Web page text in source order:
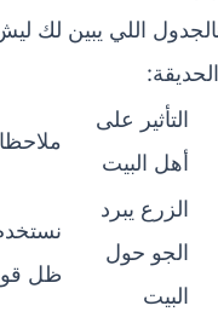
اللي يبين لك ليش
التأثير على
أهل البيت
الزرع يبرد
الجو حول
البيت
ظل